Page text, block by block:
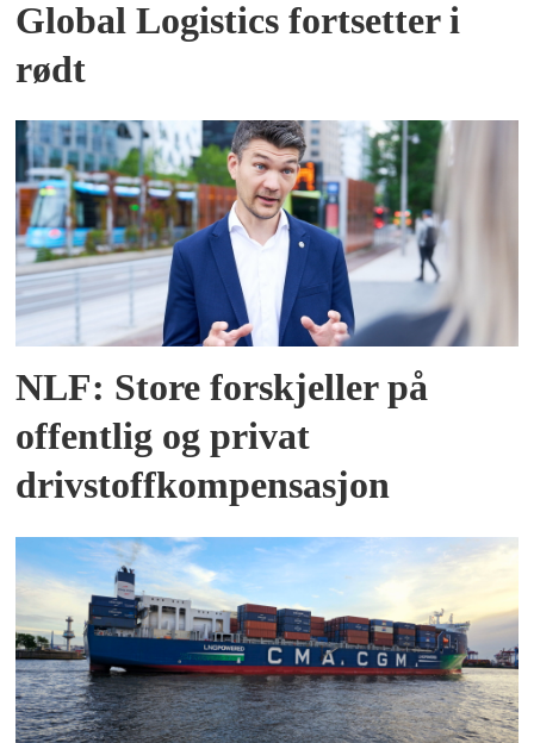
Global Logistics fortsetter i
rødt
NLF: Store forskjeller på
offentlig og privat
drivstoffkompensasjon